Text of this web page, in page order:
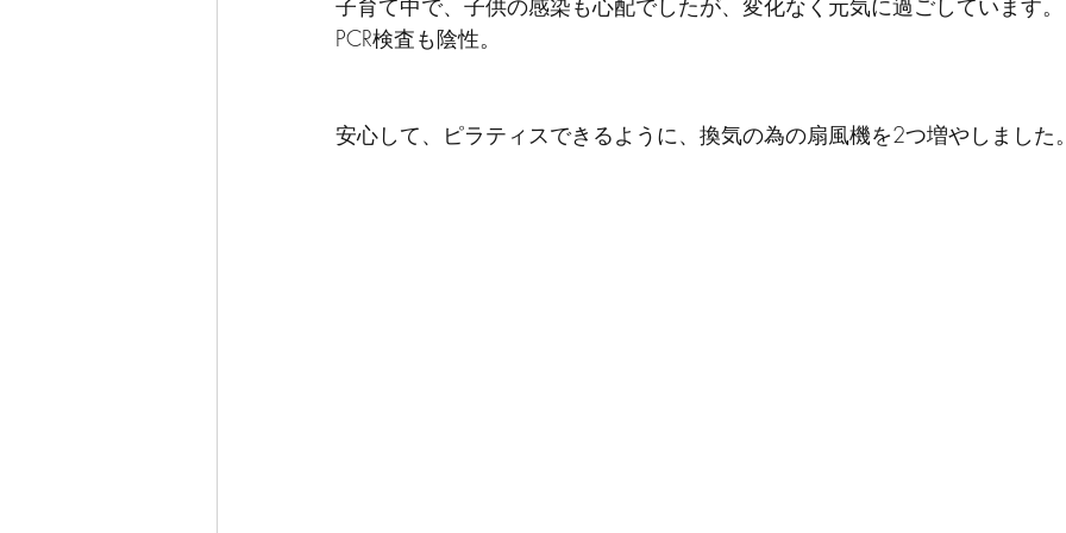
子育て中で、子供の感染も心配でしたが、変化なく元気に過ごしています。
PCR検査も陰性。
安心して、ピラティスできるように、換気の為の扇風機を2つ増やしました